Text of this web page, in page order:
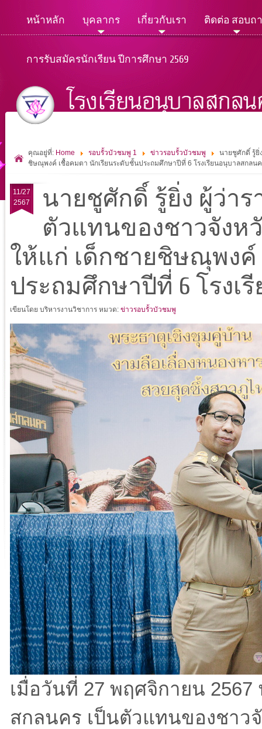
หน้าหลัก บุคลากร เกี่ยวกับเรา ติดต่อ สอบถ
การรับสมัครนักเรียน ปีการศึกษา 2569
คุณอยู่ที่: Home รอบรั้วบัวชมพู 1 ข่าวรอบรั้วบัวชมพู
นายชูศักดิ์ รู้ยิ่
ชิษณุพงค์ เชื้อคมตา นักเรียนระดับชั้นประถมศึกษาปีที่ 6 โรงเรียนอนุบาลสกลน
11/27
2567
นายชูศักดิ์ รู้ยิ่ง ผู้ว่า
ตัวแทนของชาวจังห
ให้แก่ เด็กชายชิษณุพง
ประถมศึกษาปีที่ 6 โรง
เขียนโดย บริหารงานวิชาการ หมวด: ข่าวรอบรั้วบัวชมพู
เมื่อวันที่ 27 พฤศจิกายน
สกลนคร เป็นตัวแทนของชาว